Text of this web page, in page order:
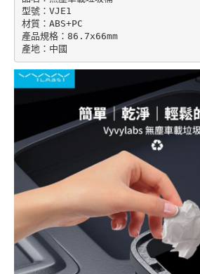
型號：VJE1
材質：ABS+PC
產品規格：86.7x66mm
產地：中國